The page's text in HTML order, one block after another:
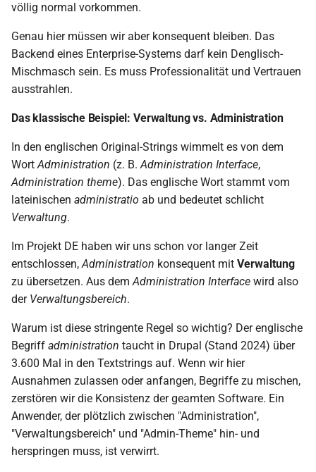
völlig normal vorkommen.
Genau hier müssen wir aber konsequent bleiben. Das
Backend eines Enterprise-Systems darf kein Denglisch-
Mischmasch sein. Es muss Professionalität und Vertrauen
ausstrahlen.
Das klassische Beispiel: Verwaltung vs. Administration
In den englischen Original-Strings wimmelt es von dem
WortAdministration (z. B.Administration Interface,
Administration theme). Das englische Wort stammt vom
lateinischen administratio ab und bedeutet schlicht
Verwaltung.
Im Projekt DE haben wir uns schon vor langer Zeit
entschlossen,Administration konsequent mit Verwaltung
zu übersetzen. Aus demAdministration Interface wird also
der Verwaltungsbereich.
Warum ist diese stringente Regel so wichtig? Der englische
Begriff administration taucht in Drupal (Stand 2024) über
3.600 Mal in den Textstrings auf. Wenn wir hier
Ausnahmen zulassen oder anfangen, Begriffe zu mischen,
zerstören wir die Konsistenz der geamten Software. Ein
Anwender, der plötzlich zwischen "Administration",
"Verwaltungsbereich" und "Admin-Theme" hin- und
herspringen muss, ist verwirrt.